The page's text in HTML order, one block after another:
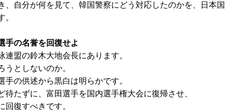
、自分が何を見て、韓国警察にどう対応したのかを、日本国
。
手の名誉を回復せよ
連盟の鈴木大地会長にあります。
うとしないのか。
手の供述から黒白は明らかです。
待たずに、富田選手を国内選手権大会に復帰させ、
回復すべきです。